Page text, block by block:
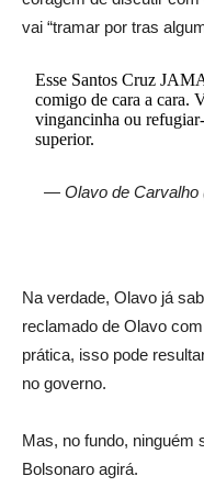
vai “tramar por tras
Esse Santos Cruz
comigo de cara a cara.
vingancinha ou
superior.
— Olavo de Carvalho
Na verdade, Olavo já
reclamado de Olavo
prática, isso pode
no governo.
Mas, no fundo, ninguém
Bolsonaro agirá.